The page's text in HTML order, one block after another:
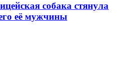
собака стянула
её мужчины